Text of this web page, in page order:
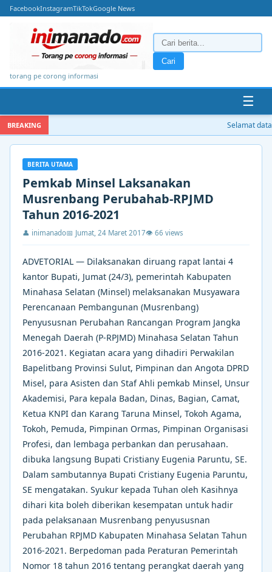
FacebookInstagramTikTokGoogle News
torang pe corong informasi
Cari
☰
BREAKING Selamat
BERITA UTAMA
Pemkab Minsel Laksanakan
Musrenbang Perubahab-RPJMD
Tahun 2016-2021
👤 inimanado📅 Jumat, 24 Maret 2017👁 66 views
ADVETORIAL — Dilaksanakan diruang rapat lantai 4
kantor Bupati, Jumat (24/3), pemerintah Kabupaten
Minahasa Selatan (Minsel) melaksanakan Musyawara
Perencanaan Pembangunan (Musrenbang)
Penyususnan Perubahan Rancangan Program Jangka
Menegah Daerah (P-RPJMD) Minahasa Selatan Tahun
2016-2021. Kegiatan acara yang dihadiri Perwakilan
Bapelitbang Provinsi Sulut, Pimpinan dan Angota DPRD
Misel, para Asisten dan Staf Ahli pemkab Minsel, Unsur
Akademisi, Para kepala Badan, Dinas, Bagian, Camat,
Ketua KNPI dan Karang Taruna Minsel, Tokoh Agama,
Tokoh, Pemuda, Pimpinan Ormas, Pimpinan Organisasi
Profesi, dan lembaga perbankan dan perusahaan.
dibuka langsung Bupati Cristiany Eugenia Paruntu, SE.
Dalam sambutannya Bupati Cristiany Eugenia Paruntu,
SE mengatakan. Syukur kepada Tuhan oleh Kasihnya
dihari kita boleh diberikan kesempatan untuk hadir
pada pelaksanaan Musrenbang penyususnan
Perubahan RPJMD Kabupaten Minahasa Selatan Tahun
2016-2021. Berpedoman pada Peraturan Pemerintah
Nomor 18 tahun 2016 tentang perangkat daerah yang